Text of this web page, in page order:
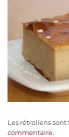
Les rétroliens sont
commentaire.